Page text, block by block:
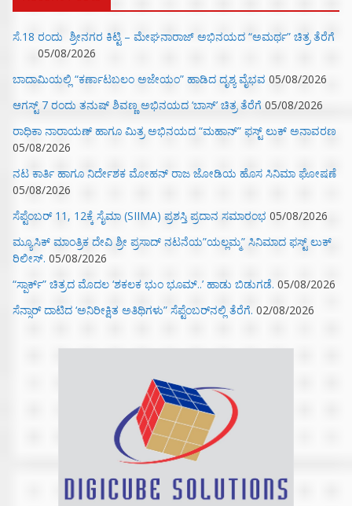
ಸೆ.18 ರಂದು ಶ್ರೀನಗರ ಕಿಟ್ಟಿ – ಮೇಘನಾರಾಜ್ ಅಭಿನಯದ “ಅಮರ್ಥ” ಚಿತ್ರ ತೆರೆಗೆ
05/08/2026
ಬಾದಾಮಿಯಲ್ಲಿ “ಕರ್ಣಾಟಬಲಂ ಅಜೇಯಂ” ಹಾಡಿದ ದೃಶ್ಯ ವೈಭವ 05/08/2026
ಆಗಸ್ಟ್ 7 ರಂದು ತನುಷ್ ಶಿವಣ್ಣ ಅಭಿನಯದ ‘ಬಾಸ್’ ಚಿತ್ರ ತೆರೆಗೆ 05/08/2026
ರಾಧಿಕಾ ನಾರಾಯಣ್ ಹಾಗೂ ಮಿತ್ರ ಅಭಿನಯದ “ಮಹಾನ್” ಫಸ್ಟ್ ಲುಕ್ ಅನಾವರಣ
05/08/2026
ನಟ ಕಾರ್ತಿ ಹಾಗೂ ನಿರ್ದೇಶಕ ಮೋಹನ್ ರಾಜ ಜೋಡಿಯ ಹೊಸ ಸಿನಿಮಾ ಘೋಷಣೆ
05/08/2026
ಸೆಪ್ಟೆಂಬರ್ 11, 12ಕ್ಕೆ ಸೈಮಾ (SIIMA) ಪ್ರಶಸ್ತಿ ಪ್ರದಾನ ಸಮಾರಂಭ 05/08/2026
ಮ್ಯೂಸಿಕ್‌ ಮಾಂತ್ರಿಕ ದೇವಿ ಶ್ರೀ ಪ್ರಸಾದ್ ನಟನೆಯ”ಯಲ್ಲಮ್ಮ” ಸಿನಿಮಾದ ಫಸ್ಟ್‌ ಲುಕ್‌
ರಿಲೀಸ್. 05/08/2026
“ಸ್ಪಾರ್ಕ್” ಚಿತ್ರದ ಮೊದಲ‌ ‘ಶಕಲಕ ಭುಂ‌ ಭೂಮ್..’ ಹಾಡು ಬಿಡುಗಡೆ. 05/08/2026
ಸೆನ್ಸಾರ್ ದಾಟಿದ ‘ಅನಿರೀಕ್ಷಿತ ಅತಿಥಿಗಳು” ಸೆಪ್ಟೆಂಬರ್‌ನಲ್ಲಿ ತೆರೆಗೆ. 02/08/2026